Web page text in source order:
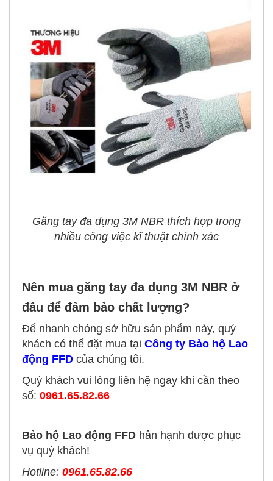
Găng tay đa dụng 3M NBR thích hợp trong
nhiều công việc kĩ thuật chính xác
Nên mua găng tay đa dụng 3M NBR ở
đâu để đảm bảo chất lượng?
Để nhanh chóng sở hữu sản phẩm này, quý
khách có thể đặt mua tại Công ty Bảo hộ Lao
động FFD của chúng tôi.
Quý khách vui lòng liên hệ ngay khi cần theo
số: 0961.65.82.66
Bảo hộ Lao động FFD hân hạnh được phục
vụ quý khách!
Hotline: 0961.65.82.66